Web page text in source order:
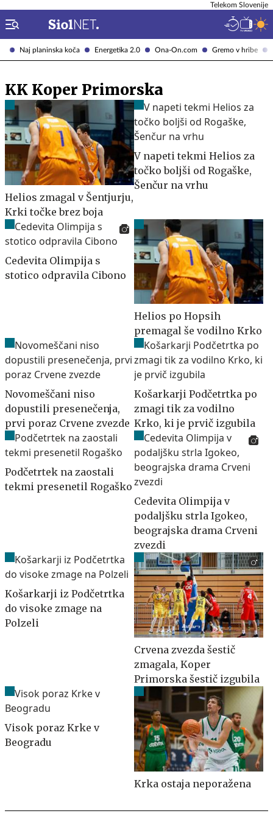
Naj planinska koča Energetika 2.0 Ona-On.com Gremo v hribe
Telekom Slovenije
KK Koper Primorska
Helios zmagal v Šentjurju,
Krki točke brez boja
V napeti tekmi Helios za
točko boljši od Rogaške,
Šenčur na vrhu
Cedevita Olimpija s
stotico odpravila Cibono
Helios po Hopsih
premagal še vodilno Krko
Novomeščani niso
dopustili presenečenja,
prvi poraz Crvene zvezde
Košarkarji Podčetrtka po
zmagi tik za vodilno
Krko, ki je prvič izgubila
Podčetrtek na zaostali
tekmi presenetil Rogaško
Cedevita Olimpija v
podaljšku strla Igokeo,
beograjska drama Crveni
zvezdi
Košarkarji iz Podčetrtka
do visoke zmage na
Polzeli
Crvena zvezda šestič
zmagala, Koper
Primorska šestič izgubila
Visok poraz Krke v
Beogradu
Krka ostaja neporažena